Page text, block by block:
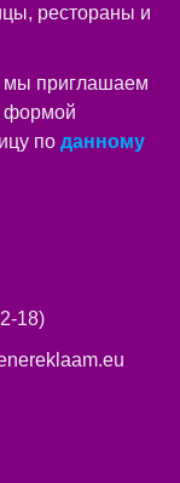
рестораны и
мы приглашаем
формой
по данному
18)